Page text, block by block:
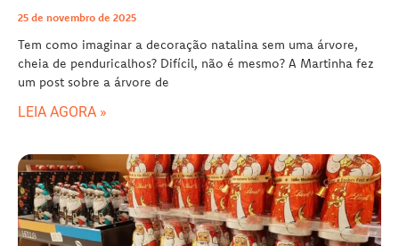
25 de novembro de 2025
Tem como imaginar a decoração natalina sem uma árvore,
cheia de penduricalhos? Difícil, não é mesmo? A Martinha fez
um post sobre a árvore de
LEIA AGORA »